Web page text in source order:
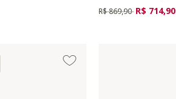
Preço reduzido de
R$ 869,90 para
R$ 714,90